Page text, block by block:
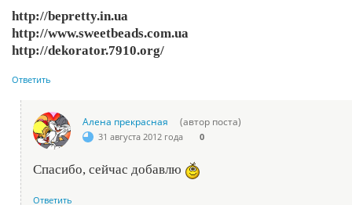
http://bepretty.in.ua
http://www.sweetbeads.com.ua
http://dekorator.7910.org/
Ответить
Алена прекрасная (автор поста)
31 августа 2012 года 0
Спасибо, сейчас добавлю
Ответить